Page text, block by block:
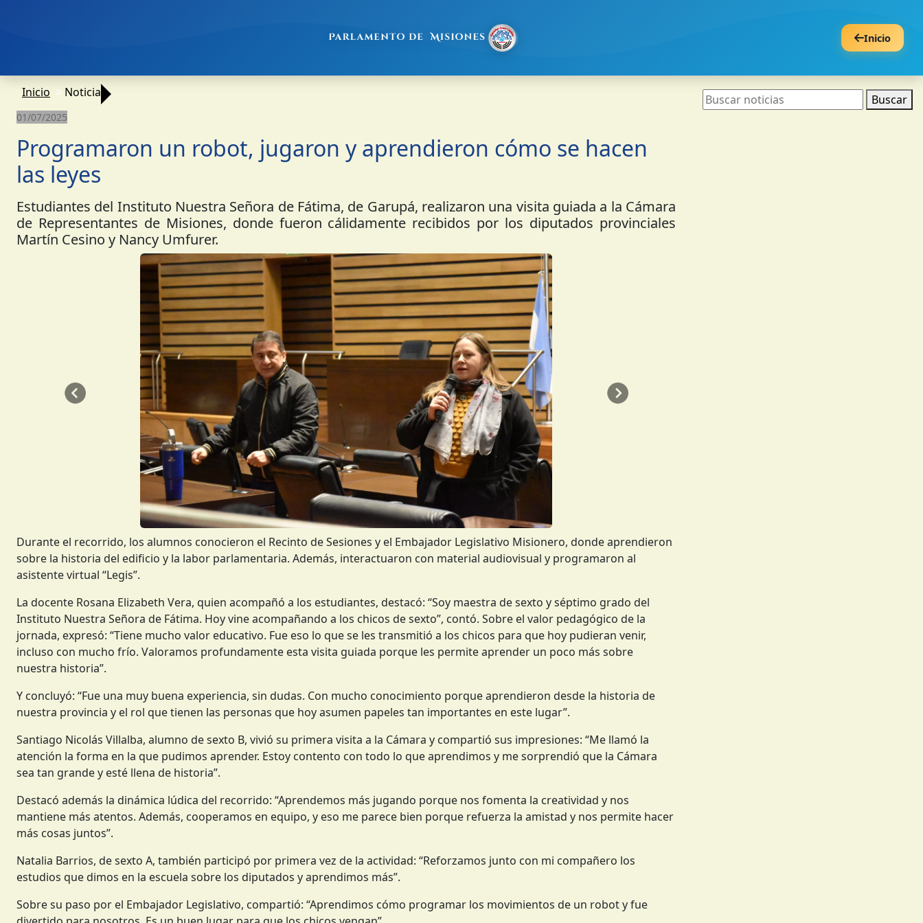
Inicio
Inicio Noticia
01/07/2025
Programaron un robot, jugaron y aprendieron cómo se hacen
las leyes
Estudiantes del Instituto Nuestra Señora de Fátima, de Garupá, realizaron una visita guiada a la Cámara
de Representantes de Misiones, donde fueron cálidamente recibidos por los diputados provinciales
Martín Cesino y Nancy Umfurer.
Anterior Siguiente
Durante el recorrido, los alumnos conocieron el Recinto de Sesiones y el Embajador Legislativo Misionero, donde aprendieron
sobre la historia del edificio y la labor parlamentaria. Además, interactuaron con material audiovisual y programaron al
asistente virtual “Legis”.
La docente Rosana Elizabeth Vera, quien acompañó a los estudiantes, destacó: “Soy maestra de sexto y séptimo grado del
Instituto Nuestra Señora de Fátima. Hoy vine acompañando a los chicos de sexto”, contó. Sobre el valor pedagógico de la
jornada, expresó: “Tiene mucho valor educativo. Fue eso lo que se les transmitió a los chicos para que hoy pudieran venir,
incluso con mucho frío. Valoramos profundamente esta visita guiada porque les permite aprender un poco más sobre
nuestra historia”.
Y concluyó: “Fue una muy buena experiencia, sin dudas. Con mucho conocimiento porque aprendieron desde la historia de
nuestra provincia y el rol que tienen las personas que hoy asumen papeles tan importantes en este lugar”.
Santiago Nicolás Villalba, alumno de sexto B, vivió su primera visita a la Cámara y compartió sus impresiones: “Me llamó la
atención la forma en la que pudimos aprender. Estoy contento con todo lo que aprendimos y me sorprendió que la Cámara
sea tan grande y esté llena de historia”.
Destacó además la dinámica lúdica del recorrido: “Aprendemos más jugando porque nos fomenta la creatividad y nos
mantiene más atentos. Además, cooperamos en equipo, y eso me parece bien porque refuerza la amistad y nos permite hacer
más cosas juntos”.
Natalia Barrios, de sexto A, también participó por primera vez de la actividad: “Reforzamos junto con mi compañero los
estudios que dimos en la escuela sobre los diputados y aprendimos más”.
Sobre su paso por el Embajador Legislativo, compartió: “Aprendimos cómo programar los movimientos de un robot y fue
Buscar